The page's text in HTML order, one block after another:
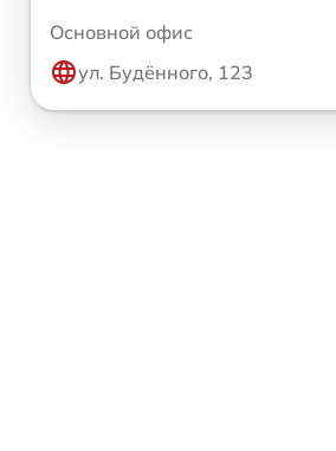
Основной офис
ул. Будённого, 123